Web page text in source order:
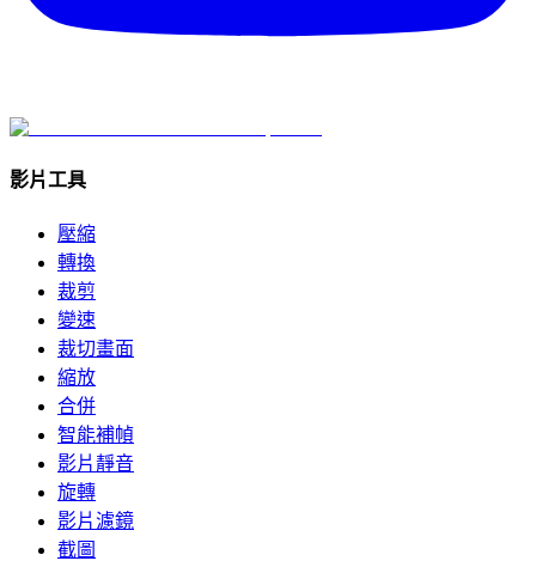
影片工具
壓縮
轉換
裁剪
變速
裁切畫面
縮放
合併
智能補幀
影片靜音
旋轉
影片濾鏡
截圖